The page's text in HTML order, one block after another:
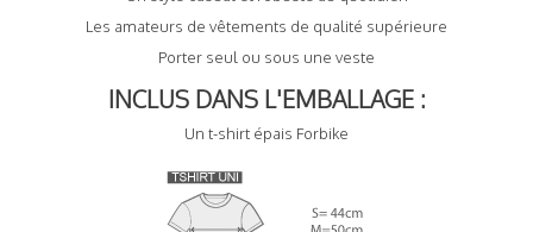
Les amateurs de vêtements de qualité supérieure
Porter seul ou sous une veste
INCLUS DANS L'EMBALLAGE :
Un t-shirt épais Forbike